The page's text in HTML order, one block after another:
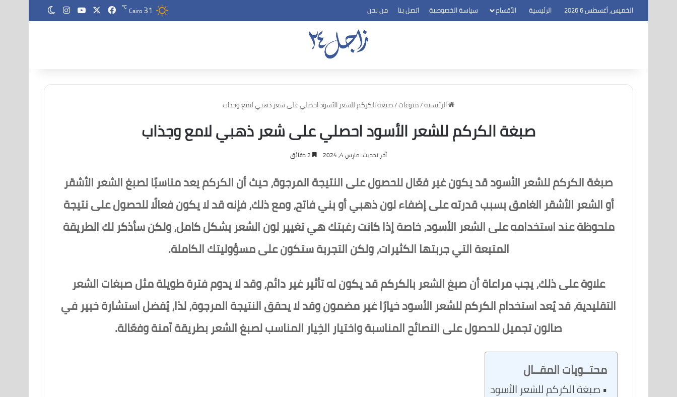
الخميس, أغسطس 6 2026 الرئيسية الأقسام سياسة الخصوصية اتصل بنا من نحن Cairo31
℃ فيسبوك ‫YouTubeانستقرام
الرئيسية/منوعات/صبغة الكركم للشعر الأسود احصلي على شعر ذهبي لامع وجذاب
صبغة الكركم للشعر الأسود احصلي على شعر ذهبي لامع وجذاب
آخر تحديث: مارس 4, 2024
صبغة الكركم للشعر الأسود قد يكون غير فعّال للحصول على النتيجة المرجوة، حيث أن الكركم يعد مناسبًا لصبغ الشعر الأشقر
أو الشعر الأشقر الغامق بسبب قدرته على إضفاء لون ذهبي أو بني فاتح، ومع ذلك، فإنه قد لا يكون فعالًا للحصول على نتيجة
ملحوظة عند استخدامه على الشعر الأسود، خاصة إذا كانت رغبتك هي تغيير لون الشعر بشكل كامل، ولكن سأذكر لك الطريقة
المتبعة التي جربتها الكثيرات، ولكن التجربة ستكون على مسؤوليتك الكاملة.
علاوة على ذلك، يجب مراعاة أن صبغ الشعر بالكركم قد يكون له تأثير غير دائم، وقد لا يدوم فترة طويلة مثل صبغات الشعر
التقليدية، قد يُعد استخدام الكركم للشعر الأسود خيارًا غير مضمون وقد لا يحقق النتيجة المرجوة، لذا، يُفضل استشارة خبير في
صالون تجميل للحصول على النصائح المناسبة واختيار الخِيار المناسب لصبغ الشعر بطريقة آمنة وفعّالة.
محتــويات المقــال
صبغة الكركم للشعر الأسود